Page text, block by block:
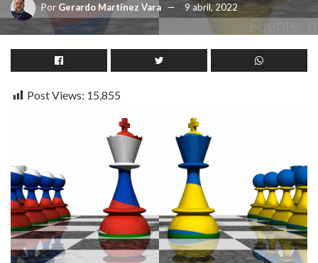
Por Gerardo Martínez Vara 9 abril, 2022
Post Views: 15,855